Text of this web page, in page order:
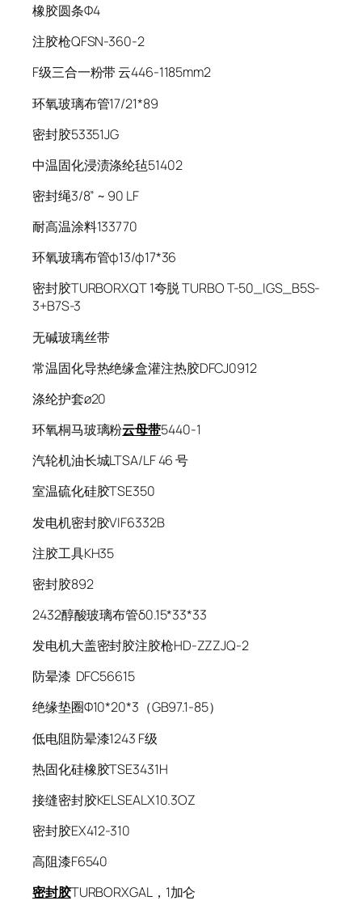
橡胶圆条Φ4
注胶枪QFSN-360-2
F级三合一粉带 云446-1185mm2
环氧玻璃布管17/21*89
密封胶53351JG
中温固化浸渍涤纶毡51402
密封绳3/8” ~ 90 LF
耐高温涂料133770
环氧玻璃布管φ13/φ17*36
密封胶TURBORXQT 1夸脱 TURBO T-50_IGS_B5S-
3+B7S-3
无碱玻璃丝带
常温固化导热绝缘盒灌注热胶DFCJ0912
涤纶护套ø20
环氧桐马玻璃粉云母带5440-1
汽轮机油长城LTSA/LF 46 号
室温硫化硅胶TSE350
发电机密封胶VIF6332B
注胶工具KH35
密封胶892
2432醇酸玻璃布管δ0.15*33*33
发电机大盖密封胶注胶枪HD-ZZZJQ-2
防晕漆 DFC56615
绝缘垫圈Φ10*20*3（GB97.1-85）
低电阻防晕漆1243 F级
热固化硅橡胶TSE3431H
接缝密封胶KELSEALX10.3OZ
密封胶EX412-310
高阻漆F6540
密封胶TURBORXGAL，1加仑